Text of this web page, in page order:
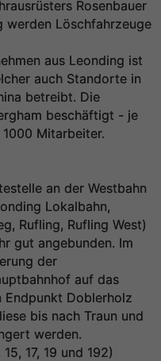
Rosenbauer
werden Löschfahrzeuge
aus Leonding ist
auch Standorte in
betreibt. Die
beschäftigt - je
Mitarbeiter.
an der Westbahn
Lokalbahn,
Rufling, Rufling West)
gut angebunden. Im
der
auf das
Doblerholz
bis nach Traun und
werden.
17, 19 und 192)